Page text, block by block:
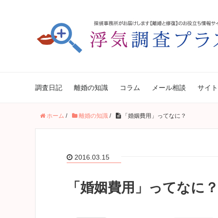
調査日記 離婚の知識 コラム メール相談 サイ
ホーム / 離婚の知識 / 「婚姻費用」ってなに？
2016.03.15
「婚姻費用」ってなに？